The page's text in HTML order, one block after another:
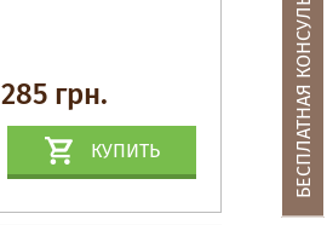
285 грн.
КУПИТЬ БЕСПЛАТНАЯ КОНСУЛЬТАЦИЯ